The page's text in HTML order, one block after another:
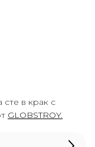
в крак с
GLOBSTROY.